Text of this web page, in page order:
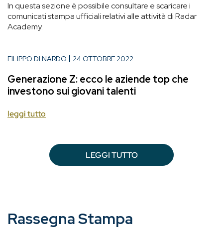
In questa sezione è possibile consultare e scaricare i
comunicati stampa ufficiali relativi alle attività di Radar
Academy.
FILIPPO DI NARDO 24 OTTOBRE 2022
Generazione Z: ecco le aziende top che
investono sui giovani talenti
leggi tutto
LEGGI TUTTO
Rassegna Stampa